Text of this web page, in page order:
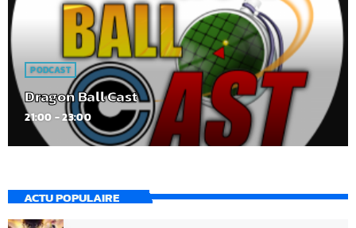
PODCAST
Dragon Ball Cast
21:00 - 23:00
ACTU POPULAIRE